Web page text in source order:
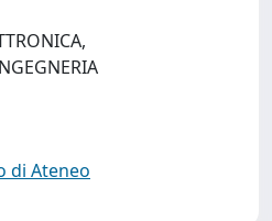
di Ateneo